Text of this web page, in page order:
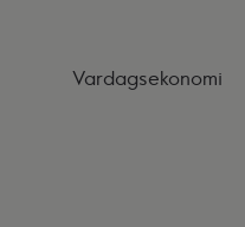
Vardagsekonomi